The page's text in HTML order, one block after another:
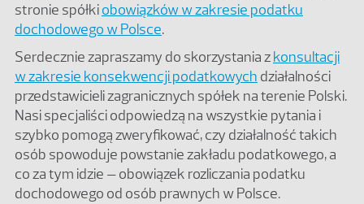
stronie spółkiobowiązków w zakresie podatku
dochodowego w Polsce.
Serdecznie zapraszamy do skorzystania zkonsultacji
w zakresie konsekwencji podatkowych działalności
przedstawicieli zagranicznych spółek na terenie Polski.
Nasi specjaliści odpowiedzą na wszystkie pytania i
szybko pomogą zweryfikować, czy działalność takich
osób spowoduje powstanie zakładu podatkowego, a
co za tym idzie – obowiązek rozliczania podatku
dochodowego od osób prawnych w Polsce.